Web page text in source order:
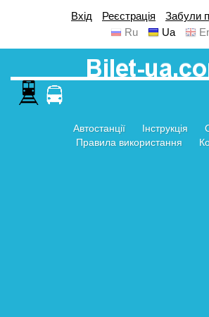
Вхід Реєстрація
Забули
Ru
Ua
Автостанції Інструкція
Правила використання